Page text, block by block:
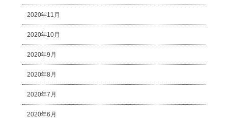
2020年11月
2020年10月
2020年9月
2020年8月
2020年7月
2020年6月